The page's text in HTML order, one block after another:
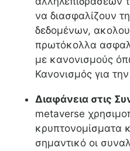
να διασφαλίζουν
δεδομένων,
πρωτόκολλα
με κανονισμούς
Κανονισμός για
Διαφάνεια στις
metaverse
κρυπτονομίσματα
σημαντικό οι